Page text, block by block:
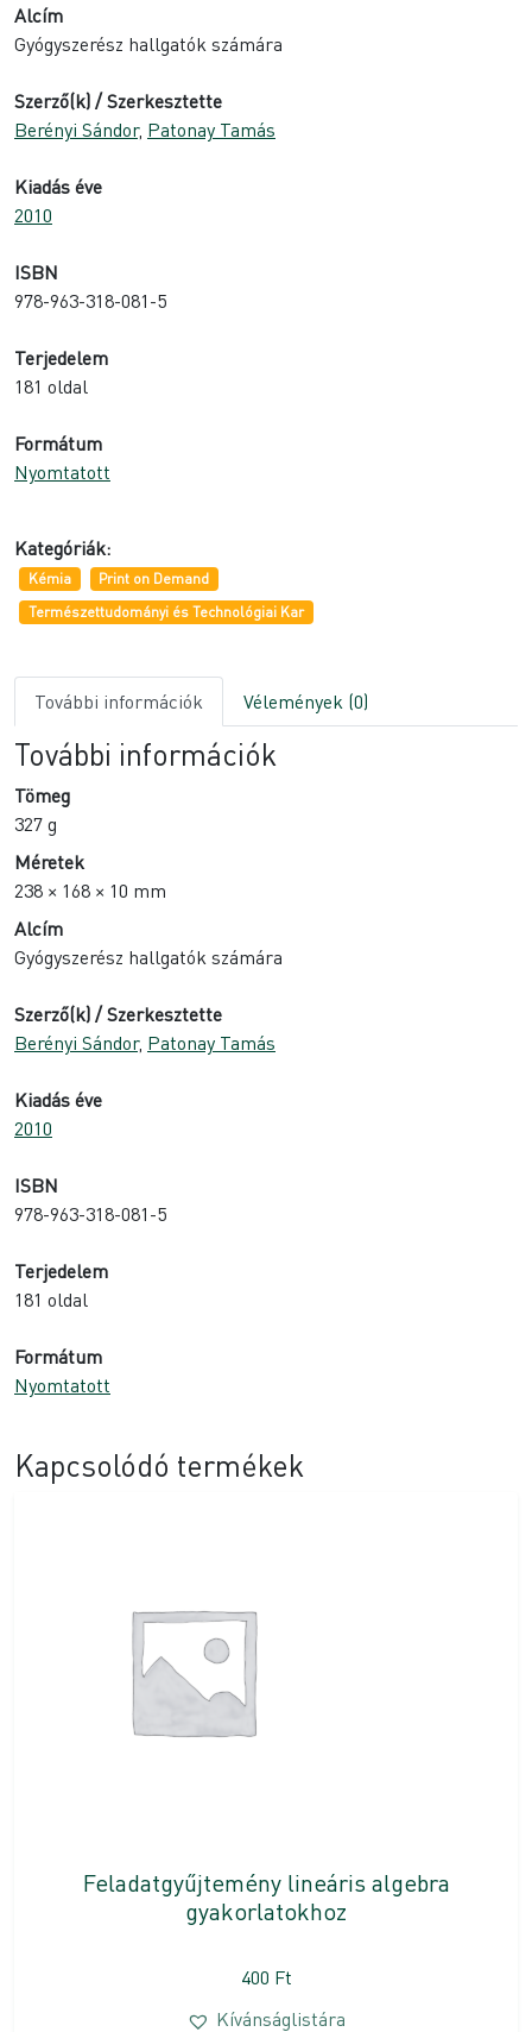
Alcím
Gyógyszerész hallgatók számára
Szerző(k) / Szerkesztette
Berényi Sándor, Patonay Tamás
Kiadás éve
2010
ISBN
978-963-318-081-5
Terjedelem
181 oldal
Formátum
Nyomtatott
Kategóriák:
Kémia
Print on Demand
Természettudományi és Technológiai Kar
További információk Vélemények (0)
További információk
Tömeg
327 g
Méretek
238 × 168 × 10 mm
Alcím
Gyógyszerész hallgatók számára
Szerző(k) / Szerkesztette
Berényi Sándor, Patonay Tamás
Kiadás éve
2010
ISBN
978-963-318-081-5
Terjedelem
181 oldal
Formátum
Nyomtatott
Kapcsolódó termékek
Feladatgyűjtemény lineáris algebra
gyakorlatokhoz
400 Ft
Kívánságlistára